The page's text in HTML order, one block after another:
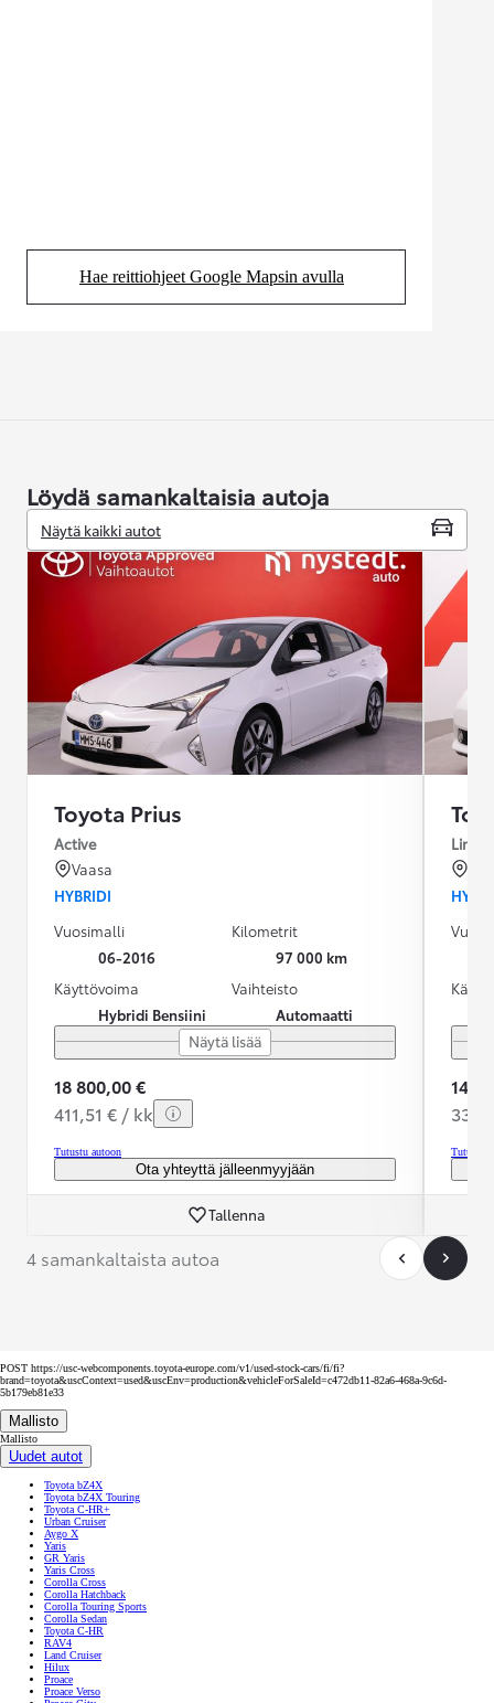
Hae reittiohjeet Google Mapsin avulla
(Aukeaa uudessa välilehdessä)
Löydä samankaltaisia autoja
Näytä kaikki autot
Toyota Prius
Active
Vaasa
HYBRIDI
Vuosimalli
06-2016
Kilometrit
97 000 km
Käyttövoima
Hybridi Bensiini
Vaihteisto
Automaatti
Näytä lisää
18 800,00 €
411,51 € / kk
Tutustu autoon
Ota yhteyttä jälleenmyyjään
Tallenna
Linea
14
Tutustu
4 samankaltaista autoa
POST https://usc-webcomponents.toyota-europe.com/v1/used-stock-cars/fi/fi?
brand=toyota&uscContext=used&uscEnv=production&vehicleForSaleId=c472db11-82a6-468a-9c6d-
5b179eb81e33
Mallisto
Mallisto
Uudet autot
Toyota bZ4X
Toyota bZ4X Touring
Toyota C-HR+
Urban Cruiser
Aygo X
Yaris
GR Yaris
Yaris Cross
Corolla Cross
Corolla Hatchback
Corolla Touring Sports
Corolla Sedan
Toyota C-HR
RAV4
Land Cruiser
Hilux
Proace
Proace Verso